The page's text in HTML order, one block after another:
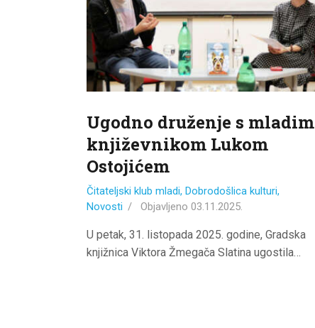
Ugodno druženje s mladim
književnikom Lukom
Ostojićem
Čitateljski klub mladi, Dobrodošlica kulturi,
Novosti
Objavljeno 03.11.2025.
U petak, 31. listopada 2025. godine, Gradska
knjižnica Viktora Žmegača Slatina ugostila…